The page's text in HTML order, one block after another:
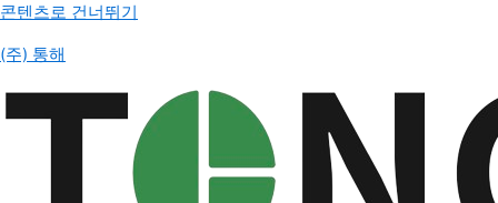
콘텐츠로 건너뛰기
(주) 통해